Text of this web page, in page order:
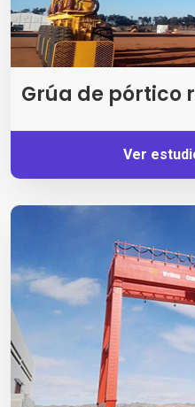
Grúa de pórtico
Ver